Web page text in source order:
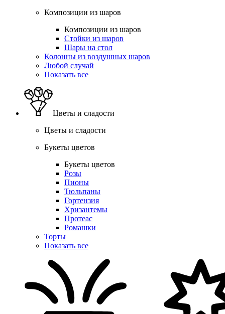
Композиции из шаров
Композиции из шаров
Стойки из шаров
Шары на стол
Колонны из воздушных шаров
Любой случай
Показать все
Цветы и сладости
Цветы и сладости
Букеты цветов
Букеты цветов
Розы
Пионы
Тюльпаны
Гортензия
Хризантемы
Протеас
Ромашки
Торты
Показать все